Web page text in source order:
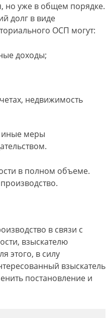
но уже в общем порядке.
долг в виде
ОСП могут:
доходы;
недвижимость
иные меры
в полном объеме.
в связи с
взыскателю
этого, в силу
взыскатель
постановление и